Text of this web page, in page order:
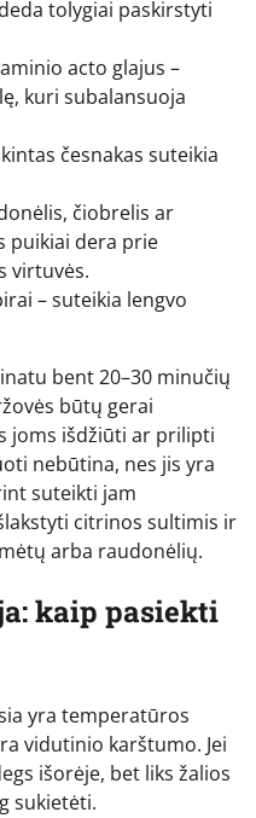
tolygiai paskirstyti
acto glajus –
kuri subalansuoja
česnakas suteikia
čiobrelis ar
puikiai dera prie
virtuvės.
– suteikia lengvo
bent 20–30 minučių
būtų gerai
joms išdžiūti ar prilipti
nebūtina, nes jis yra
suteikti jam
citrinos sultimis ir
arba raudonėlių.
kaip pasiekti
yra temperatūros
vidutinio karštumo. Jei
išorėje, bet liks žalios
sukietėti.